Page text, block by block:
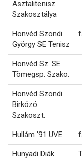
Asztalitenisz
Szakosztálya
Honvéd Szondi
György SE Tenisz
Honvéd Sz. SE.
Tömegsp. Szako.
Honvéd Szondi
Birkózó
Szakoszt.
Hullám '91 UVE
Hunyadi Diák